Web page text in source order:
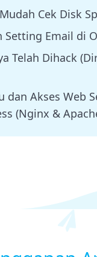
Cek Disk
Setting Email di
Telah Dihack
dan Akses Web
(Nginx &